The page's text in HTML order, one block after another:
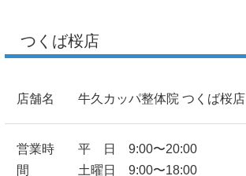
つくば桜店
店舗名 牛久カッパ整体院 つくば桜店
営業時
間
平 日 9:00〜20:00
土曜日 9:00〜18:00